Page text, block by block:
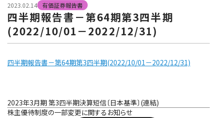
2023.02.14 有価証券報告書
四半期報告書－第64期第3四半期
(2022/10/01－2022/12/31)
四半期報告書－第64期第3四半期(2022/10/01－2022/12/31)
投
稿
2023年3月期 第3四半期決算短信〔日本基準〕(連結)
株主優待制度の一部変更に関するお知らせ